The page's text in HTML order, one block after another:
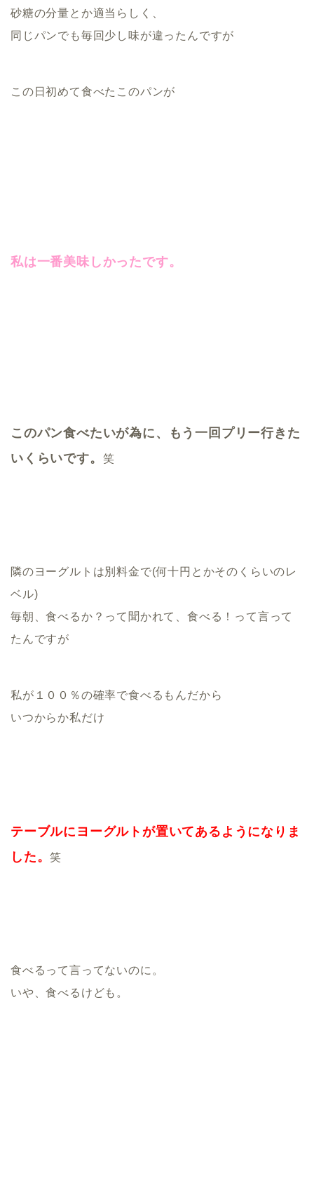
砂糖の分量とか適当らしく、
同じパンでも毎回少し味が違ったんですが
この日初めて食べたこのパンが
私は一番美味しかったです。
このパン食べたいが為に、もう一回プリー行きた
いくらいです。
笑
隣のヨーグルトは別料金で(何十円とかそのくらいのレ
ベル)
毎朝、食べるか？って聞かれて、食べる！って言って
たんですが
私が１００％の確率で食べるもんだから
いつからか私だけ
テーブルにヨーグルトが置いてあるようになりま
した。笑
食べるって言ってないのに。
いや、食べるけども。